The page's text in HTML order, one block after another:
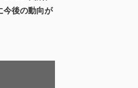
今後の動向が